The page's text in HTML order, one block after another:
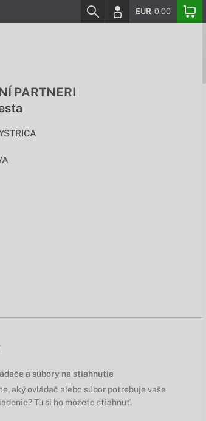
EUR 0,00
PARTNERI
a súbory na stiahnutie
aký ovládač alebo súbor potrebuje vaše
Tu si ho môžete stiahnuť.